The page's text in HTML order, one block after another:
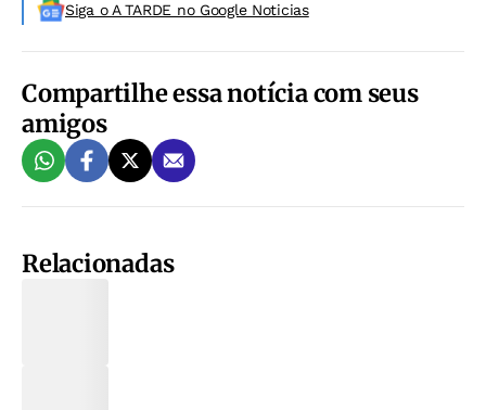
Siga o A TARDE no Google Noticias
Compartilhe essa notícia com seus
amigos
Relacionadas